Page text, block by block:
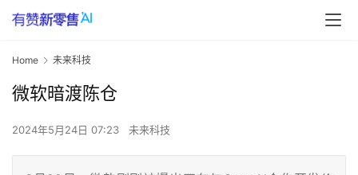
Home 未来科技
微软暗渡陈仓
2024年5月24日 07:23 未来科技